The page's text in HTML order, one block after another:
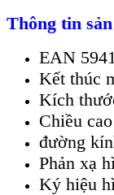
Thông tin
EAN
Kết thúc
Kích
Chiều
đường
Phản xạ
Ký hiệu